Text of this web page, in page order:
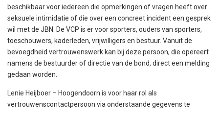
beschikbaar voor iedereen die opmerkingen of vragen heeft over
seksuele intimidatie of die over een concreet incident een gesprek
wil met de JBN. De VCP is er voor sporters, ouders van sporters,
toeschouwers, kaderleden, vrijwilligers en bestuur. Vanuit de
bevoegdheid vertrouwenswerk kan bij deze persoon, die opereert
namens de bestuurder of directie van de bond, direct een melding
gedaan worden.
Lenie Heijboer – Hoogendoorn is voor haar rol als
vertrouwenscontactpersoon via onderstaande gegevens te